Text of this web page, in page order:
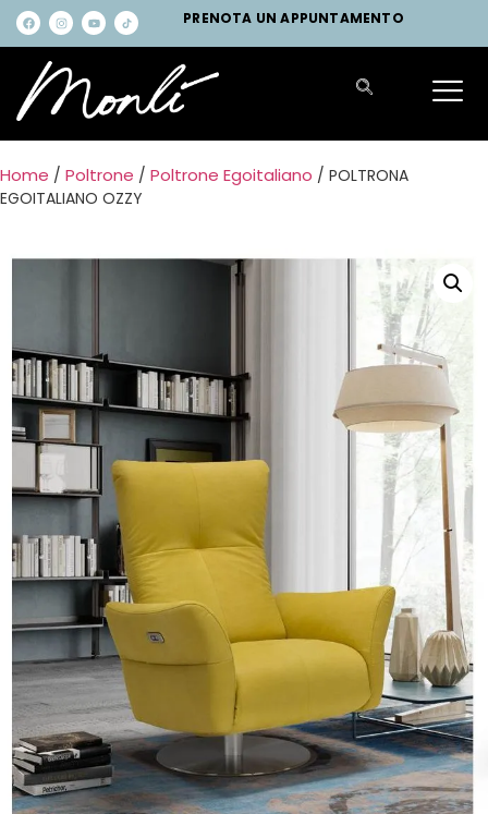
PRENOTA UN APPUNTAMENTO
Home / Poltrone / Poltrone Egoitaliano / POLTRONA
EGOITALIANO OZZY